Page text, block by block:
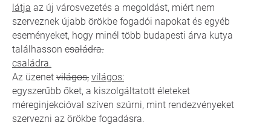
látja az új városvezetés a megoldást, miért nem
szerveznek újabb örökbe fogadói napokat és egyéb
eseményeket, hogy minél több budapesti árva kutya
találhasson családra.
családra.
Az üzenet világos, világos:
egyszerűbb őket, a kiszolgáltatott életeket
méreginjekcióval szíven szúrni, mint rendezvényeket
szervezni az örökbe fogadásra.